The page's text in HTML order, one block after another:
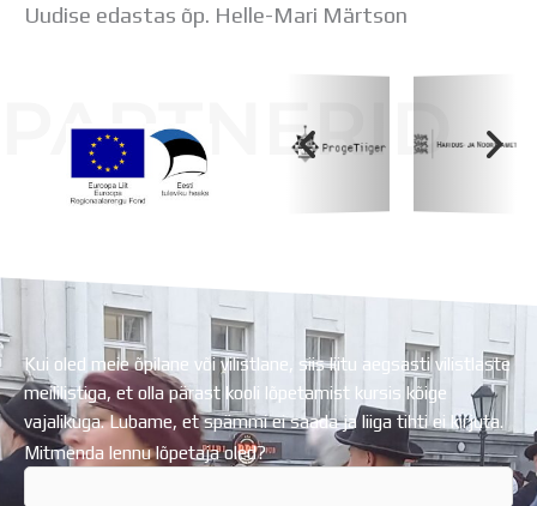
Uudise edastas õp. Helle-Mari Märtson
PARTNERID
Kui oled meie õpilane või vilistlane, siis liitu aegsasti vilistlaste
meililistiga, et olla pärast kooli lõpetamist kursis kõige
vajalikuga. Lubame, et spämmi ei saada ja liiga tihti ei kirjuta.
Mitmenda lennu lõpetaja oled?